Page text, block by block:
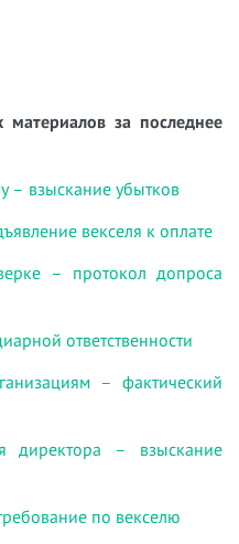
за последнее
– взыскание убытков
векселя к оплате
– протокол допроса
ответственности
– фактический
директора – взыскание
по векселю